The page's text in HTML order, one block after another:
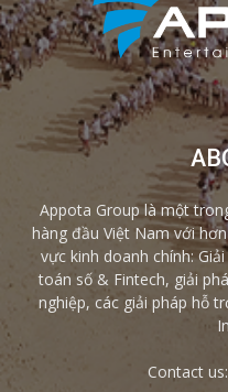
Appota Group là một
hàng đầu Việt Nam với
vực kinh doanh chính:
toán số & Fintech, giải
nghiệp, các giải pháp hỗ
Contact us: